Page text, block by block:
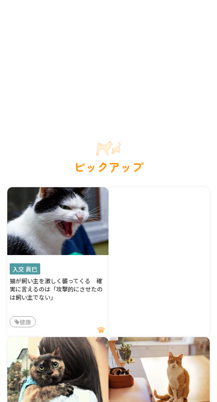
ピックアップ
入交 眞巳
猫が飼い主を激しく襲ってくる 確
実に言えるのは「攻撃的にさせたの
は飼い主でない」
健康